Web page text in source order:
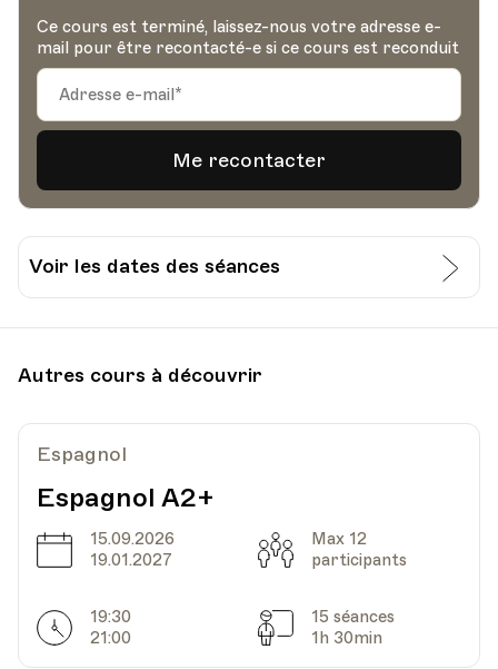
Ce cours est terminé, laissez-nous votre adresse e-
mail pour être recontacté-e si ce cours est reconduit
Voir les dates des séances
Escaliers du Marché 25, Lausanne
Date
Autres cours à découvrir
Espagnol
Espagnol A2+
Date
15.09.2026
19.01.2027
Capacité
Max 12
participants
Horarires
19:30
21:00
Séances
15 séances
1h 30min